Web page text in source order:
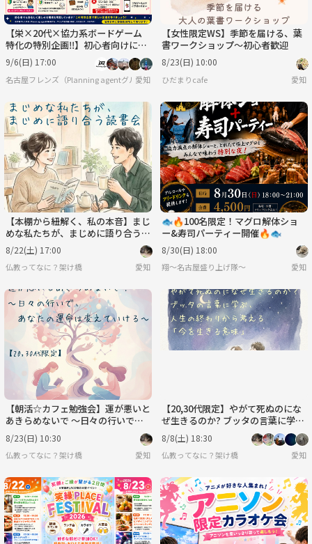
【栄×20代×協力系ボードゲーム
特化の特別企画‼️】初心者向けに行
います！
9/6(日) 17:00
名古屋フレンズ（Planning agentグループサークル）
愛知
【女性限定WS】季節を届ける、葉
書ワークショップ～初心者歓迎
8/23(日) 10:00
ひだまりcafe 愛知
【本棚から紐解く、私の本音】まじ
めな私たちが、まじめに語り合う読
書会【20,30代限定】@名駅
8/22(土) 17:00
仏教ってなに？架け橋 愛知
🐟🔥100名限定！マグロ解体ショ
ー&寿司パーティー開催🔥🐟
8/30(日) 18:00
翔〜名古屋盛り上げ隊〜 愛知
【朝活☆カフェ勉強会】運が悪いと
あきらめないで ～日々の行いで、
あなたの運命は変えていける～【2
0,30代限定】
8/23(日) 10:30
仏教ってなに？架け橋 愛知
【20,30代限定】​やがて死ぬのにな
ぜ生きるのか? ブッタの言葉に学
ぶ、人生の終わりから考える「今を
生きる意味」
8/8(土) 18:30
仏教ってなに？架け橋 愛知